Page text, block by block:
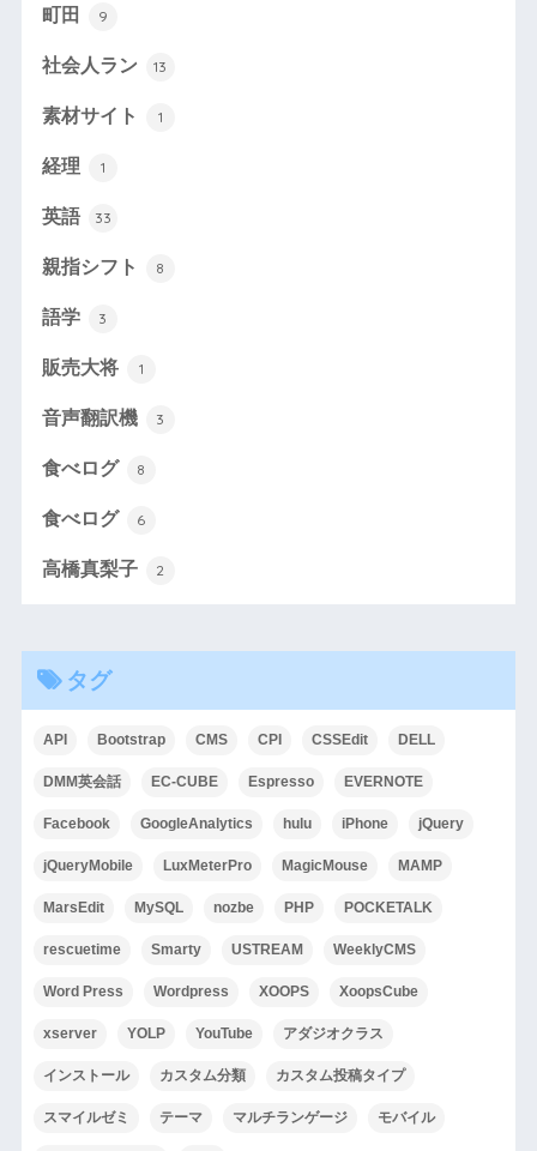
町田 9
社会人ラン 13
素材サイト 1
経理 1
英語 33
親指シフト 8
語学 3
販売大将 1
音声翻訳機 3
食べログ 8
食べログ 6
高橋真梨子 2
タグ
API Bootstrap CMS CPI CSSEdit DELL
DMM英会話 EC-CUBE Espresso EVERNOTE
Facebook GoogleAnalytics hulu iPhone jQuery
jQueryMobile LuxMeterPro MagicMouse MAMP
MarsEdit MySQL nozbe PHP POCKETALK
rescuetime Smarty USTREAM WeeklyCMS
Word Press Wordpress XOOPS XoopsCube
xserver YOLP YouTube アダジオクラス
インストール カスタム分類 カスタム投稿タイプ
スマイルゼミ テーマ マルチランゲージ モバイル